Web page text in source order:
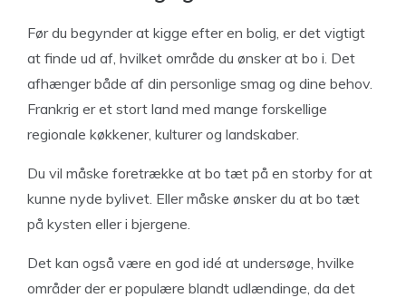
Før du begynder at kigge efter en bolig, er det vigtigt
at finde ud af, hvilket område du ønsker at bo i. Det
afhænger både af din personlige smag og dine behov.
Frankrig er et stort land med mange forskellige
regionale køkkener, kulturer og landskaber.
Du vil måske foretrække at bo tæt på en storby for at
kunne nyde bylivet. Eller måske ønsker du at bo tæt
på kysten eller i bjergene.
Det kan også være en god idé at undersøge, hvilke
områder der er populære blandt udlændinge, da det